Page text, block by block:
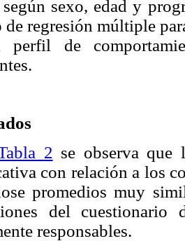
sexo, edad y
de regresión múltiple
de
2 se observa que
con relación a los
promedios muy
del cuestionario
responsables.